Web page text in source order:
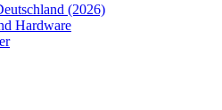
(2026)
Hardware